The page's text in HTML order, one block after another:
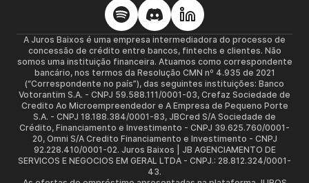
A Juros Baixos é uma empresa intermediadora do processo de
concessão de crédito entre bancos, fintechs e clientes. Não
somos uma instituição financeira. Atuamos como correspondente
bancário, nos termos da Resolução CMN nº 4.935 de 2021
(“Correspondente no país”), das seguintes instituições: Banco
Votorantim S.A. - CNPJ 59.588.111/0001-03, Crefaz Sociedade de
Credito Ao Microempreendedor e A Empresa de Pequeno Porte
S.A. - CNPJ 18.188.384/0001-83, JBCred S/A Sociedade de
Crédito, Financiamento e Investimento - CNPJ 39.625.760/0001-
20, Omni S/A Credito Financiamento e Investimento - CNPJ
92.228.410/0001-02. Juros Baixos | JB AGENCIAMENTO DE
SERVICOS E NEGOCIOS EM GERAL LTDA - CNPJ.: 28.812.324/0001-
43.